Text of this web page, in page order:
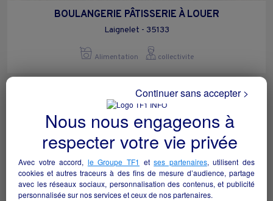
BOULANGERIE PÂTISSERIE À LOUER
Laignelet - 35133
Alimentation collectivite
Nous nous engageons à
respecter votre vie privée
Avec votre accord, le Groupe TF1 etses partenaires, utilisent des
cookies et autres traceurs à des fins de mesure d’audience, partage
avec les réseaux sociaux, personnalisation des contenus, et publicité
personnalisée sur nos services et ceux de nos partenaires.
Continuer sans accepter >